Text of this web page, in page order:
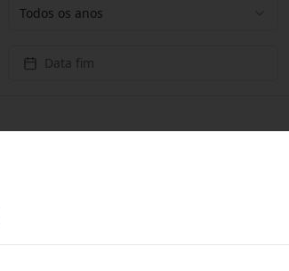
Todos os anos
Data fim
de e...